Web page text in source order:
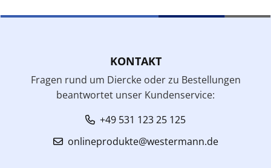
KONTAKT
Fragen rund um Diercke oder zu Bestellungen
beantwortet unser Kundenservice:
+49 531 123 25 125
onlineprodukte@westermann.de